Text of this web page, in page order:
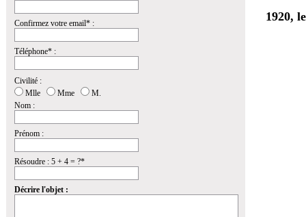
Confirmez votre email* :
Téléphone* :
Civilité :
Mlle
Mme
M.
Nom :
Prénom :
Résoudre : 5 + 4 = ?*
Décrire l'objet :
1920,